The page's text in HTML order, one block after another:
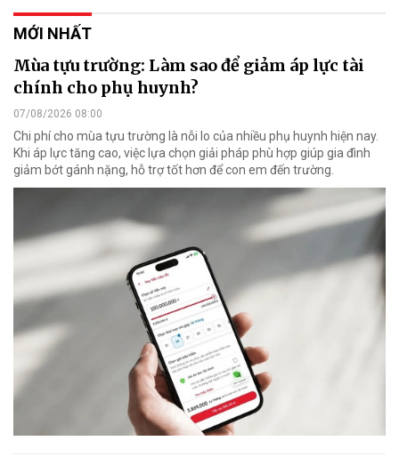
MỚI NHẤT
Mùa tựu trường: Làm sao để giảm áp lực tài
chính cho phụ huynh?
07/08/2026 08:00
Chi phí cho mùa tựu trường là nỗi lo của nhiều phụ huynh hiện nay.
Khi áp lực tăng cao, việc lựa chọn giải pháp phù hợp giúp gia đình
giảm bớt gánh nặng, hỗ trợ tốt hơn để con em đến trường.